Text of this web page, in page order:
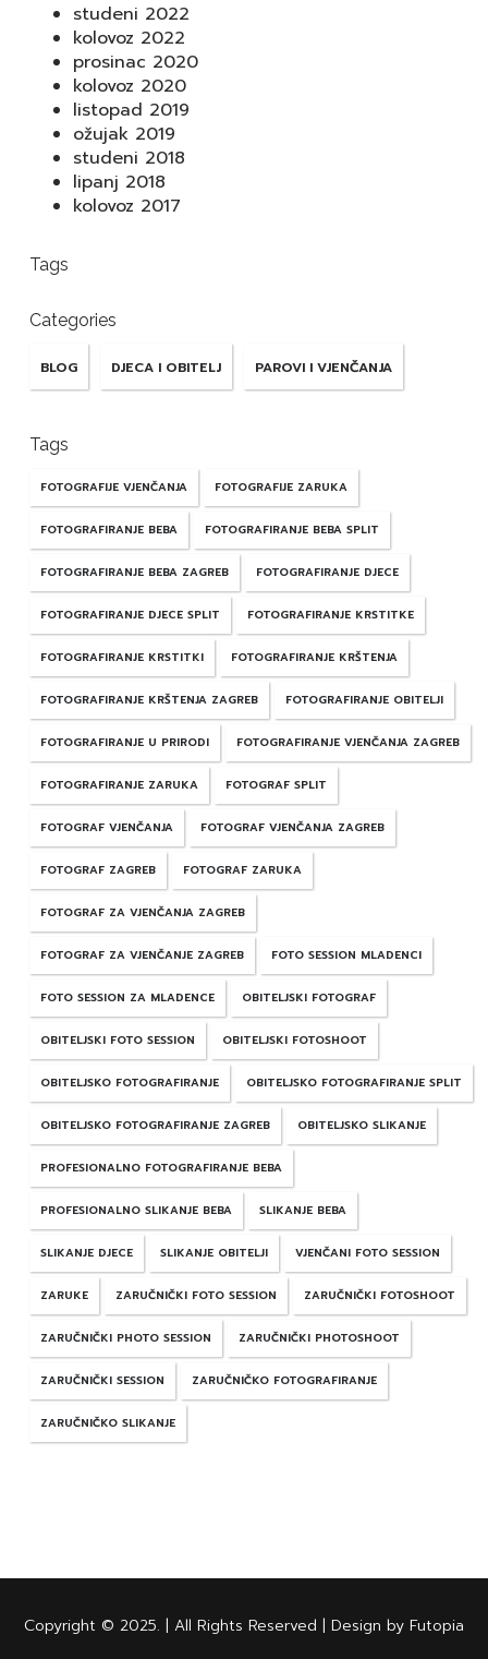
studeni 2022
kolovoz 2022
prosinac 2020
kolovoz 2020
listopad 2019
ožujak 2019
studeni 2018
lipanj 2018
kolovoz 2017
Tags
Categories
BLOG DJECA I OBITELJ PAROVI I VJENČANJA
Tags
FOTOGRAFIJE VJENČANJA FOTOGRAFIJE ZARUKA
FOTOGRAFIRANJE BEBA FOTOGRAFIRANJE BEBA SPLIT
FOTOGRAFIRANJE BEBA ZAGREB FOTOGRAFIRANJE DJECE
FOTOGRAFIRANJE DJECE SPLIT FOTOGRAFIRANJE KRSTITKE
FOTOGRAFIRANJE KRSTITKI FOTOGRAFIRANJE KRŠTENJA
FOTOGRAFIRANJE KRŠTENJA ZAGREB FOTOGRAFIRANJE OBITELJI
FOTOGRAFIRANJE U PRIRODI FOTOGRAFIRANJE VJENČANJA ZAGREB
FOTOGRAFIRANJE ZARUKA FOTOGRAF SPLIT
FOTOGRAF VJENČANJA FOTOGRAF VJENČANJA ZAGREB
FOTOGRAF ZAGREB FOTOGRAF ZARUKA
FOTOGRAF ZA VJENČANJA ZAGREB
FOTOGRAF ZA VJENČANJE ZAGREB FOTO SESSION MLADENCI
FOTO SESSION ZA MLADENCE OBITELJSKI FOTOGRAF
OBITELJSKI FOTO SESSION OBITELJSKI FOTOSHOOT
OBITELJSKO FOTOGRAFIRANJE OBITELJSKO FOTOGRAFIRANJE SPLIT
OBITELJSKO FOTOGRAFIRANJE ZAGREB OBITELJSKO SLIKANJE
PROFESIONALNO FOTOGRAFIRANJE BEBA
PROFESIONALNO SLIKANJE BEBA SLIKANJE BEBA
SLIKANJE DJECE SLIKANJE OBITELJI VJENČANI FOTO SESSION
ZARUKE ZARUČNIČKI FOTO SESSION ZARUČNIČKI FOTOSHOOT
ZARUČNIČKI PHOTO SESSION ZARUČNIČKI PHOTOSHOOT
ZARUČNIČKI SESSION ZARUČNIČKO FOTOGRAFIRANJE
ZARUČNIČKO SLIKANJE
Copyright © 2025. | All Rights Reserved | Design by Futopia